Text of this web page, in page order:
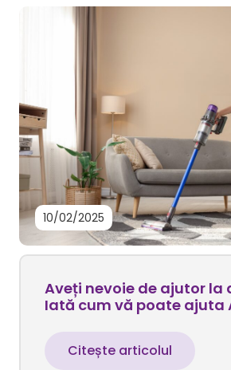
10/02/2025
Aveți nevoie de ajutor la
Iată cum vă poate ajuta
Citește articolul